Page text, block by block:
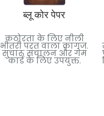
ब्लू कोर पेपर
कठोरता के लिए नीली
भीतरी परत वाला कागज.
सुचारू संचालन और गेम
कार्ड के लिए उपयुक्त.